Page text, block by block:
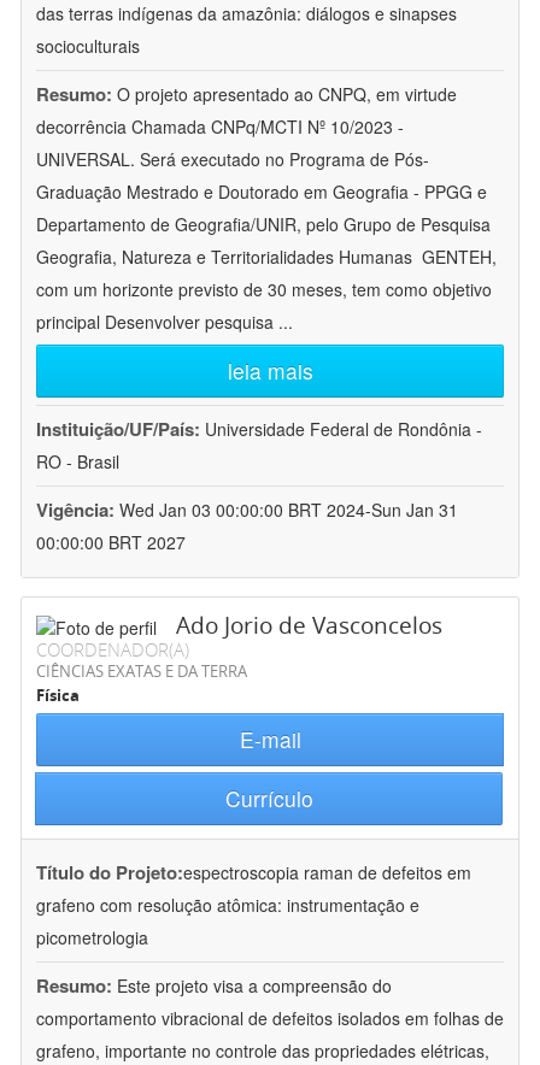
das terras indígenas da amazônia: diálogos e sinapses
socioculturais
Resumo: O projeto apresentado ao CNPQ, em virtude
decorrência Chamada CNPq/MCTI Nº 10/2023 -
UNIVERSAL. Será executado no Programa de Pós-
Graduação Mestrado e Doutorado em Geografia - PPGG e
Departamento de Geografia/UNIR, pelo Grupo de Pesquisa
Geografia, Natureza e Territorialidades Humanas  GENTEH,
com um horizonte previsto de 30 meses, tem como objetivo
principal Desenvolver pesquisa ...
leia mais
Instituição/UF/País: Universidade Federal de Rondônia -
RO - Brasil
Vigência: Wed Jan 03 00:00:00 BRT 2024-Sun Jan 31
00:00:00 BRT 2027
Ado Jorio de Vasconcelos
COORDENADOR(A)
CIÊNCIAS EXATAS E DA TERRA
Física
E-mail
Currículo
Título do Projeto:espectroscopia raman de defeitos em
grafeno com resolução atômica: instrumentação e
picometrologia
Resumo: Este projeto visa a compreensão do
comportamento vibracional de defeitos isolados em folhas de
grafeno, importante no controle das propriedades elétricas,